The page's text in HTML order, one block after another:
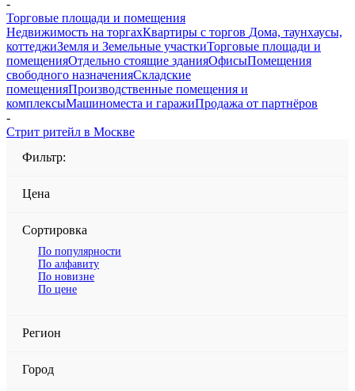
-
Торговые площади и помещения
Недвижимость на торгахКвартиры с торгов Дома, таунхаусы,
коттеджиЗемля и Земельные участкиТорговые площади и
помещенияОтдельно стоящие зданияОфисыПомещения
свободного назначенияСкладские
помещенияПроизводственные помещения и
комплексыМашиноместа и гаражиПродажа от партнёров
-
Стрит ритейл в Москве
Фильтр:
Цена
Сортировка
По популярности
По алфавиту
По новизне
По цене
Регион
Город